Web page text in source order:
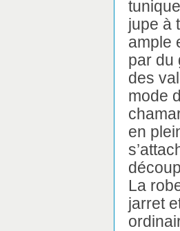
jupe à
ample
par du
des
mode
en
La
jarret